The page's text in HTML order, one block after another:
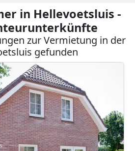
in Hellevoetsluis -
zur Vermietung in der
gefunden